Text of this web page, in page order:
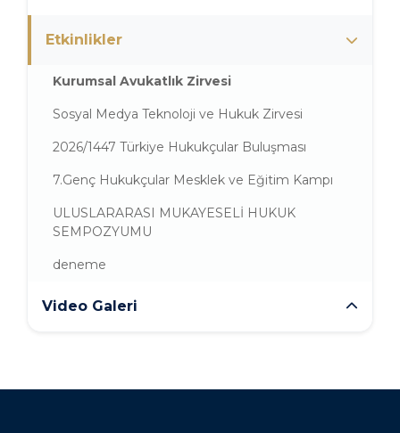
Etkinlikler
Kurumsal Avukatlık Zirvesi
Sosyal Medya Teknoloji ve Hukuk Zirvesi
2026/1447 Türkiye Hukukçular Buluşması
7.Genç Hukukçular Mesklek ve Eğitim Kampı
ULUSLARARASI MUKAYESELİ HUKUK
SEMPOZYUMU
deneme
Video Galeri